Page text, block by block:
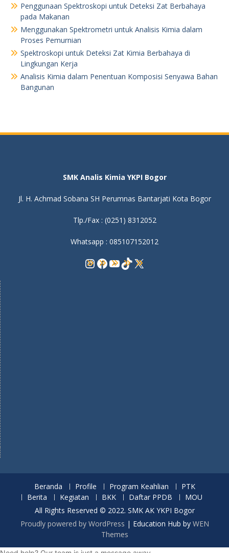
Penggunaan Spektroskopi untuk Deteksi Zat Berbahaya
pada Makanan
Menggunakan Spektrometri untuk Analisis Kimia dalam
Proses Pemurnian
Spektroskopi untuk Deteksi Zat Kimia Berbahaya di
Lingkungan Kerja
Analisis Kimia dalam Penentuan Komposisi Senyawa Bahan
Bangunan
SMK Analis Kimia YKPI Bogor
Jl. H. Achmad Sobana SH Perumnas Bantarjati Kota Bogor
Tlp./Fax : (0251) 8312052
Whatsapp : 085107152012
Instagram
Facebook
YouTube
TikTok
X
Beranda Profile Program Keahlian
PTK
Berita
Kegiatan BKK Daftar PPDB
MOU
All Rights Reserved © 2022. SMK AK YKPI Bogor
Proudly powered by WordPress | Education Hub by WEN
Themes